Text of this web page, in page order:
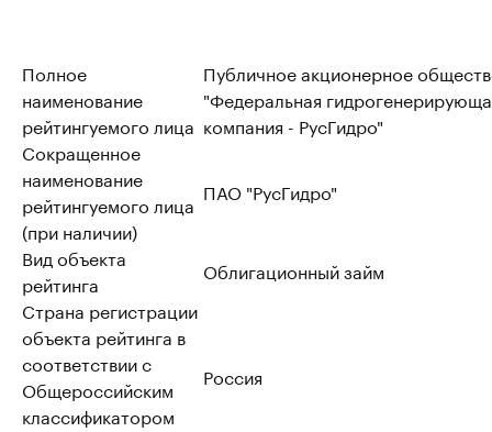
Полное
наименование
рейтингуемого лица
Публичное акционерное
"Федеральная
компания - РусГидро"
Сокращенное
наименование
рейтингуемого лица
(при наличии)
ПАО "РусГидро"
Вид объекта
рейтинга
Облигационный займ
Страна регистрации
объекта рейтинга в
соответствии с
Общероссийским
классификатором
Россия